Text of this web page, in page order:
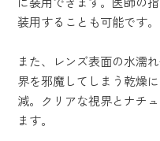
装用することも可能です。
また、レンズ表面の水濡
界を邪魔してしまう乾燥
減。クリアな視界とナチ
ます。